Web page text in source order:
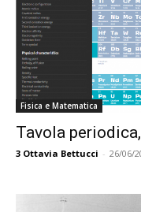
Fisica e Matematica
Tavola
3 Ottavia Bettucci - 26/06/